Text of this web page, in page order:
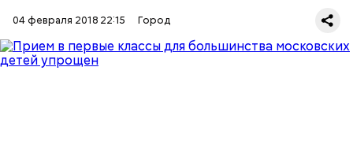
04 февраля 2018 22:15 Город
ЧИТАЙТЕ ТАКЖЕ